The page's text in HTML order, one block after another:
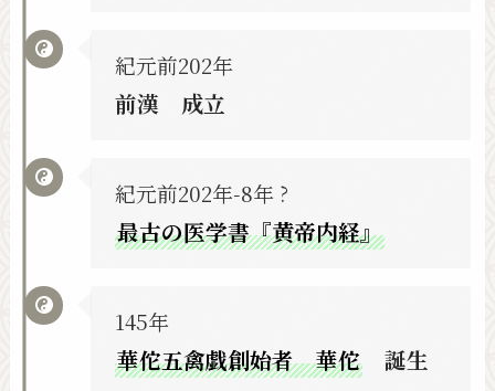
紀元前202年
前漢 成立
紀元前202年-8年 ?
最古の医学書『黄帝内経』
145年
華佗五禽戯創始者 華佗 誕生